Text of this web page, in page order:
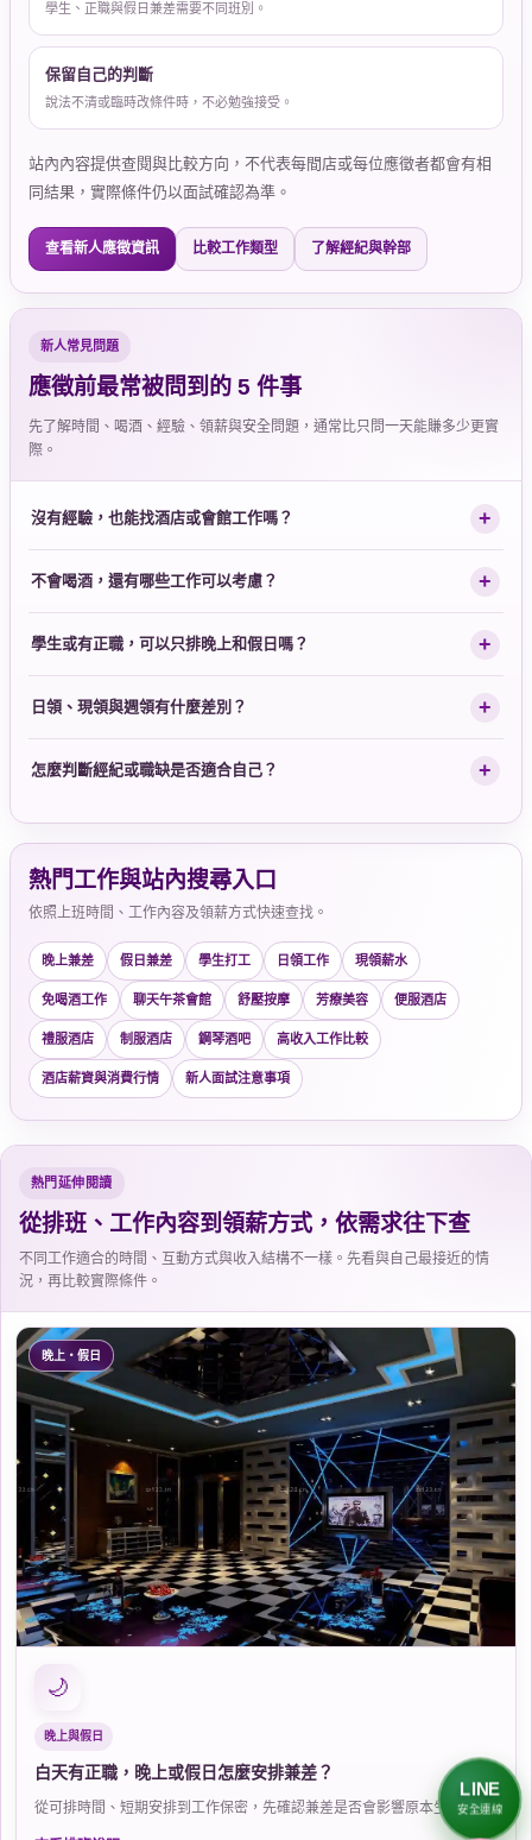
學生、正職與假日兼差需要不同班別。
保留自己的判斷
說法不清或臨時改條件時，不必勉強接受。
站內內容提供查閱與比較方向，不代表每間店或每位應徵者都會有相
同結果，實際條件仍以面試確認為準。
查看新人應徵資訊 比較工作類型 了解經紀與幹部
新人常見問題
應徵前最常被問到的 5 件事
先了解時間、喝酒、經驗、領薪與安全問題，通常比只問一天能賺多少更實
際。
沒有經驗，也能找酒店或會館工作嗎？
不會喝酒，還有哪些工作可以考慮？
學生或有正職，可以只排晚上和假日嗎？
日領、現領與週領有什麼差別？
怎麼判斷經紀或職缺是否適合自己？
熱門工作與站內搜尋入口
依照上班時間、工作內容及領薪方式快速查找。
晚上兼差 假日兼差 學生打工 日領工作 現領薪水
免喝酒工作 聊天午茶會館 舒壓按摩 芳療美容 便服酒店
禮服酒店 制服酒店 鋼琴酒吧 高收入工作比較
酒店薪資與消費行情 新人面試注意事項
熱門延伸閱讀
從排班、工作內容到領薪方式，依需求往下查
不同工作適合的時間、互動方式與收入結構不一樣。先看與自己最接近的情
況，再比較實際條件。
晚上・假日
🌙
晚上與假日
白天有正職，晚上或假日怎麼安排兼差？
從可排時間、短期安排到工作保密，先確認兼差是否會影響原本生活。
LINE
安全連線